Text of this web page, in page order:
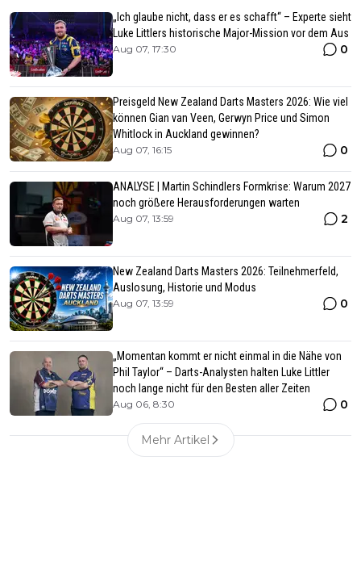
„Ich glaube nicht, dass er es schafft“ – Experte sieht
Luke Littlers historische Major-Mission vor dem Aus
Aug 07, 17:30 0
Preisgeld New Zealand Darts Masters 2026: Wie viel
können Gian van Veen, Gerwyn Price und Simon
Whitlock in Auckland gewinnen?
Aug 07, 16:15 0
ANALYSE | Martin Schindlers Formkrise: Warum 2027
noch größere Herausforderungen warten
Aug 07, 13:59 2
New Zealand Darts Masters 2026: Teilnehmerfeld,
Auslosung, Historie und Modus
Aug 07, 13:59 0
„Momentan kommt er nicht einmal in die Nähe von
Phil Taylor“ – Darts-Analysten halten Luke Littler
noch lange nicht für den Besten aller Zeiten
Aug 06, 8:30 0
Mehr Artikel